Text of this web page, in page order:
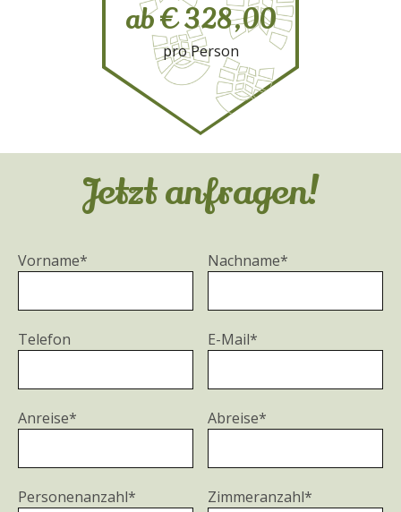
ab € 328,00
pro Person
Jetzt anfragen!
Vorname* Nachname*
Telefon E-Mail*
Anreise* Abreise*
Personenanzahl* Zimmeranzahl*